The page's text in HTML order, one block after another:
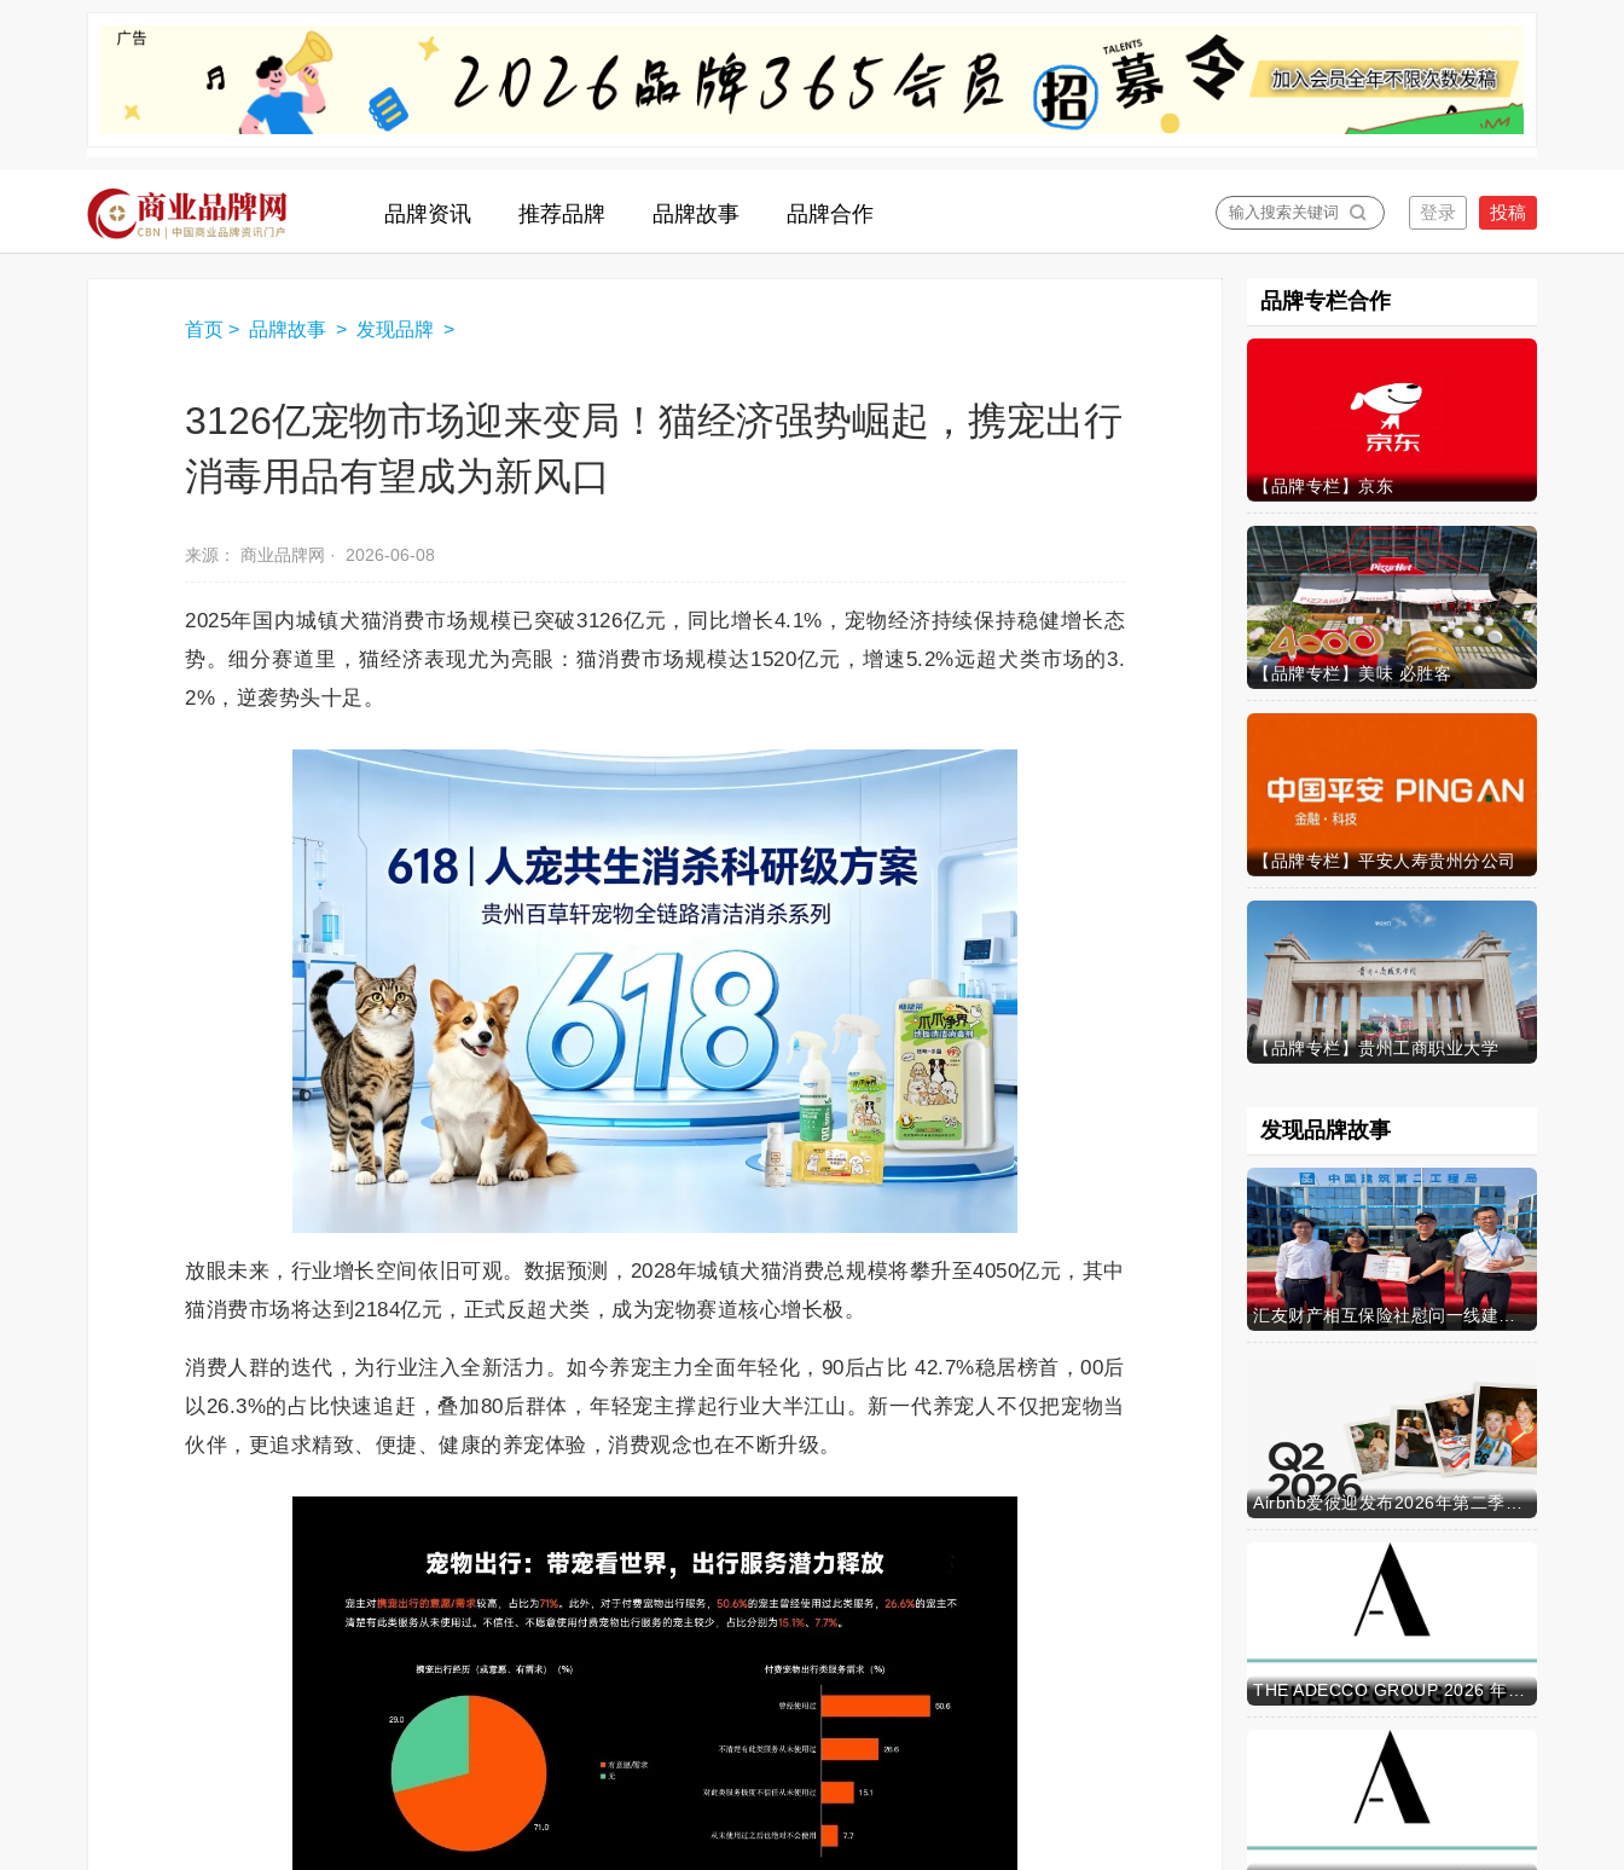
品牌资讯 推荐品牌 品牌故事 品牌合作
首页 > 品牌故事 > 发现品牌 >
3126亿宠物市场迎来变局！猫经济强势崛起，携宠出行
消毒用品有望成为新风口
来源： 商业品牌网 · 2026-06-08
2025年国内城镇犬猫消费市场规模已突破3126亿元，同比增长4.1%，宠物经济持续保持稳健增长态
势。细分赛道里，猫经济表现尤为亮眼：猫消费市场规模达1520亿元，增速5.2%远超犬类市场的3.
2%，逆袭势头十足。
放眼未来，行业增长空间依旧可观。数据预测，2028年城镇犬猫消费总规模将攀升至4050亿元，其中
猫消费市场将达到2184亿元，正式反超犬类，成为宠物赛道核心增长极。
消费人群的迭代，为行业注入全新活力。如今养宠主力全面年轻化，90后占比 42.7%稳居榜首，00后
以26.3%的占比快速追赶，叠加80后群体，年轻宠主撑起行业大半江山。新一代养宠人不仅把宠物当
伙伴，更追求精致、便捷、健康的养宠体验，消费观念也在不断升级。
品牌专栏合作
【品牌专栏】京东
【品牌专栏】美味 必胜客
【品牌专栏】平安人寿贵州分公司
【品牌专栏】贵州工商职业大学
发现品牌故事
汇友财产相互保险社慰问一线建筑工人
Airbnb爱彼迎发布2026年第二季度财务业绩
THE ADECCO GROUP 2026 年半年报